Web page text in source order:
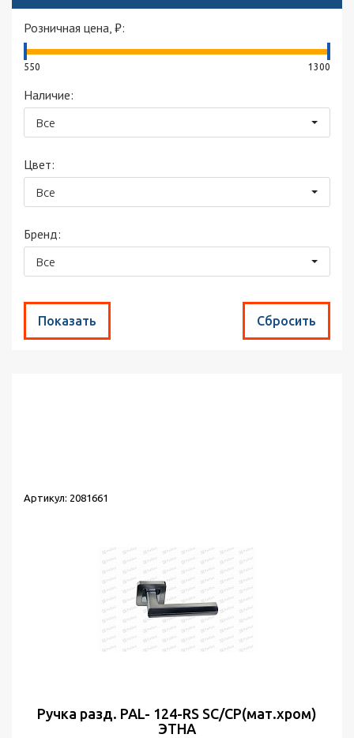
Розничная цена, ₽:
550 1300
Наличие:
Все
Цвет:
Все
Бренд:
Все
Артикул: 2081661
Ручка разд. PAL- 124-RS SC/CP(мат.хром)
ЭТНА